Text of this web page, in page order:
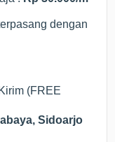
dengan
(FREE
Sidoarjo